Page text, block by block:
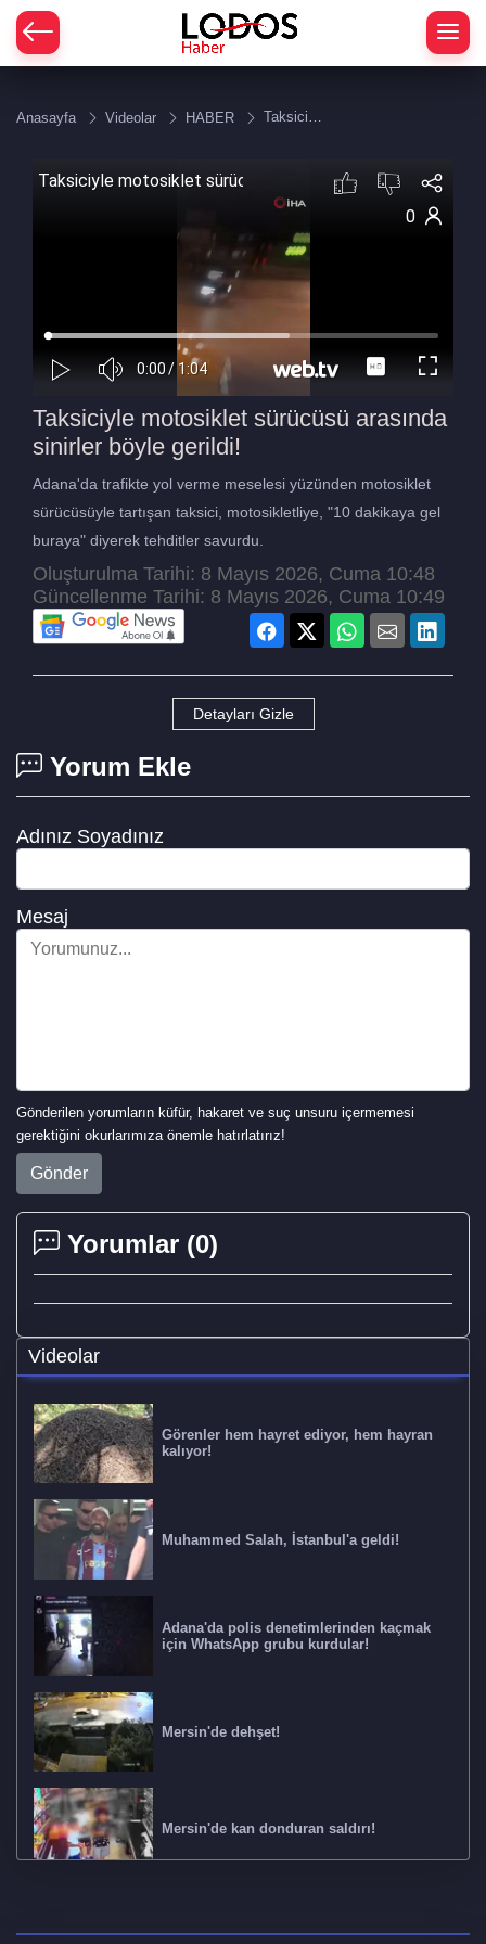
Anasayfa Videolar HABER
Taksiciyle
böyle
gerildi!
Taksiciyle motosiklet sürücüsü arasında
sinirler böyle gerildi!
Adana'da trafikte yol verme meselesi yüzünden motosiklet
sürücüsüyle tartışan taksici, motosikletliye, "10 dakikaya gel
buraya" diyerek tehditler savurdu.
Oluşturulma Tarihi: 8 Mayıs 2026, Cuma 10:48
Güncellenme Tarihi: 8 Mayıs 2026, Cuma 10:49
Detayları Gizle
Yorum Ekle
Adınız Soyadınız
Mesaj
Gönderilen yorumların küfür, hakaret ve suç unsuru içermemesi
gerektiğini okurlarımıza önemle hatırlatırız!
Gönder
Yorumlar (0)
Videolar
Görenler hem hayret ediyor, hem hayran
kalıyor!
Muhammed Salah, İstanbul'a geldi!
Adana'da polis denetimlerinden kaçmak
için WhatsApp grubu kurdular!
Mersin'de dehşet!
Mersin'de kan donduran saldırı!
ilde operasyon: 17 gözaltı